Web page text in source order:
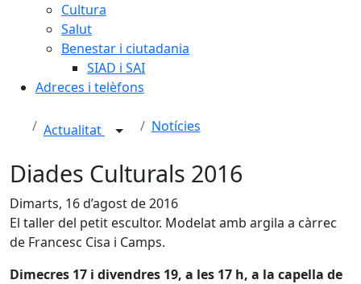
Cultura
Salut
Benestar i ciutadania
SIAD i SAI
Adreces i telèfons
Actualitat Notícies
Diades Culturals 2016
Dimarts, 16 d’agost de 2016
El taller del petit escultor. Modelat amb argila a càrrec
de Francesc Cisa i Camps.
Dimecres 17 i divendres 19, a les 17 h, a la capella de